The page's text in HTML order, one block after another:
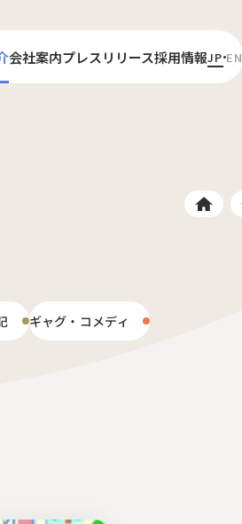
会社案内プレスリリース採用情報JP EN
ギャグ・コメディ